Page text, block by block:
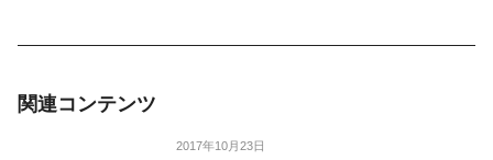
関連コンテンツ
2017年10月23日